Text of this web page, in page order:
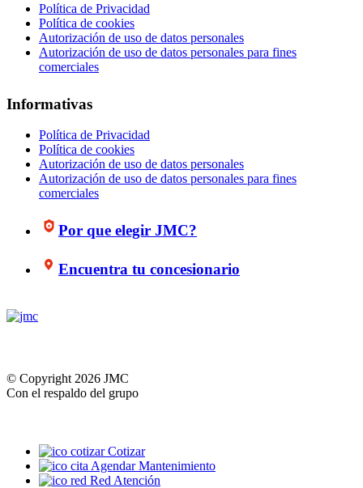
Política de Privacidad
Política de cookies
Autorización de uso de datos personales
Autorización de uso de datos personales para fines
comerciales
Informativas
Política de Privacidad
Política de cookies
Autorización de uso de datos personales
Autorización de uso de datos personales para fines
comerciales
Por que elegir JMC?
Encuentra tu concesionario
© Copyright 2026 JMC
Con el respaldo del grupo
Cotizar
Agendar Mantenimiento
Red Atención